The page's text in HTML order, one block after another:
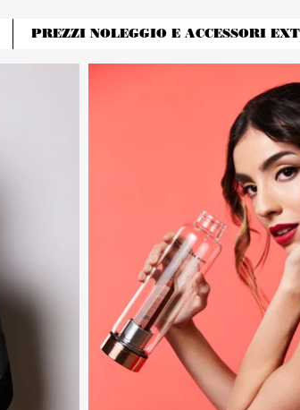
PREZZI NOLEGGIO E ACCESSORI